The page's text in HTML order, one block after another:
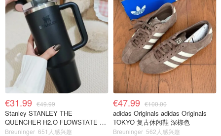
€31.99 €49.99
Stanley STANLEY THE
QUENCHER H2.O FLOWSTATE 保
温杯 1.18L 黑色
Breuninger 651人感兴趣
€47.99 €100.00
adidas Originals adidas Originals
TOKYO 复古休闲鞋 深棕色
Breuninger 562人感兴趣